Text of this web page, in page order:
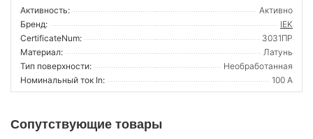
Активность:
Активно
Бренд:
IEK
CertificateNum:
3031ПР
Материал:
Латунь
Тип поверхности:
Необработанная
Номинальный ток In:
100 А
Сопутствующие товары